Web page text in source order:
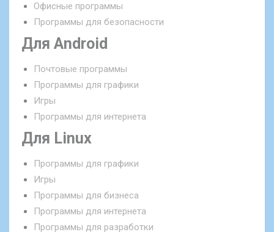
Офисные программы
Программы для безопасности
Для Android
Почтовые программы
Программы для графики
Игры
Программы для интернета
Для Linux
Программы для графики
Игры
Программы для бизнеса
Программы для интернета
Программы для разработки